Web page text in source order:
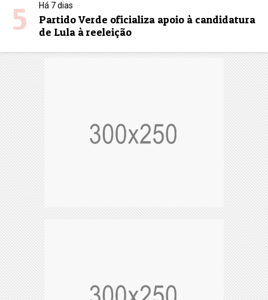
5 Há 7 dias
Partido Verde oficializa apoio à candidatura
de Lula à reeleição